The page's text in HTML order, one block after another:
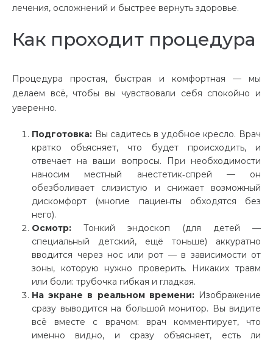
лечения, осложнений и быстрее вернуть здоровье.
Как проходит процедура
Процедура простая, быстрая и комфортная — мы
делаем всё, чтобы вы чувствовали себя спокойно и
уверенно.
Подготовка: Вы садитесь в удобное кресло. Врач
кратко объясняет, что будет происходить, и
отвечает на ваши вопросы. При необходимости
наносим местный анестетик‑спрей — он
обезболивает слизистую и снижает возможный
дискомфорт (многие пациенты обходятся без
него).
Осмотр: Тонкий эндоскоп (для детей —
специальный детский, ещё тоньше) аккуратно
вводится через нос или рот — в зависимости от
зоны, которую нужно проверить. Никаких травм
или боли: трубочка гибкая и гладкая.
На экране в реальном времени:Изображение
сразу выводится на большой монитор. Вы видите
всё вместе с врачом: врач комментирует, что
именно видно, и сразу объясняет, есть ли